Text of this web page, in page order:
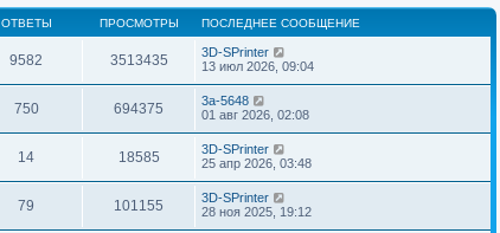
ОТВЕТЫ ПРОСМОТРЫ ПОСЛЕДНЕЕ СООБЩЕНИЕ
9582 3513435
3D-SPrinter
13 июл 2026, 09:04
750 694375
3a-5648
01 авг 2026, 02:08
14 18585
3D-SPrinter
25 апр 2026, 03:48
79 101155
3D-SPrinter
28 ноя 2025, 19:12